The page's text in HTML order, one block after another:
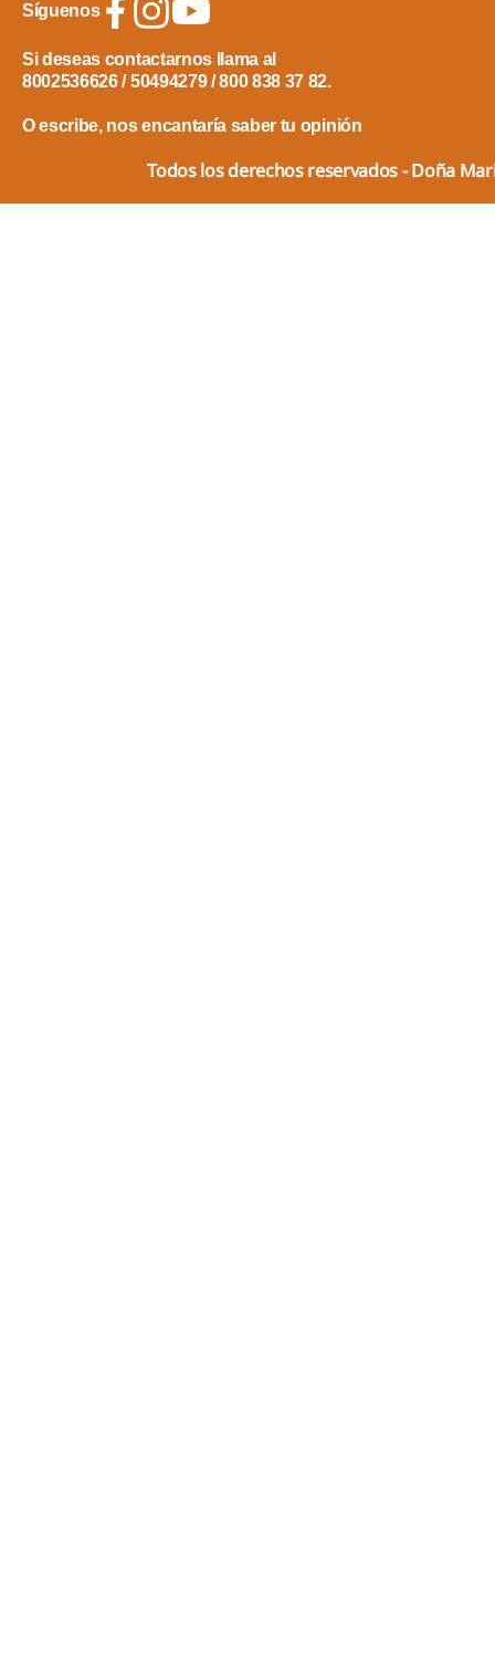
Síguenos
Si deseas contactarnos llama al
8002536626 / 50494279 / 800 838 37 82.
O escribe, nos encantaría saber tu opinión
Todos los derechos reservados - Doña